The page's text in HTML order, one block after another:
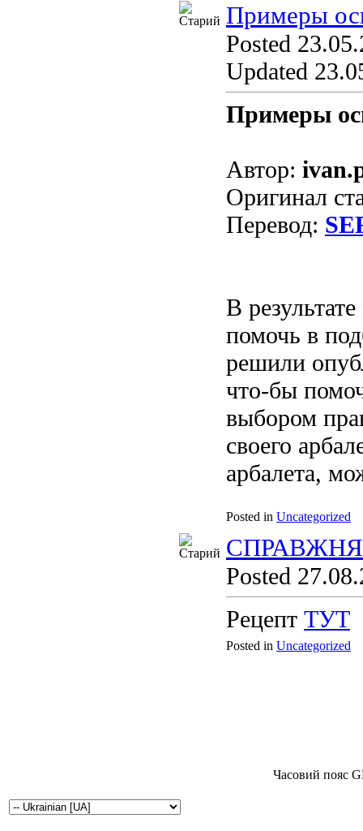
Примеры
Posted
Updated
Примеры
Автор:
Оригинал
Перевод:
В
помочь в
решили
что-бы
выбором
своего
арбалета,
Posted in Uncategorized
Posted
Рецепт ТУТ
Posted in Uncategorized
Часовий пояс